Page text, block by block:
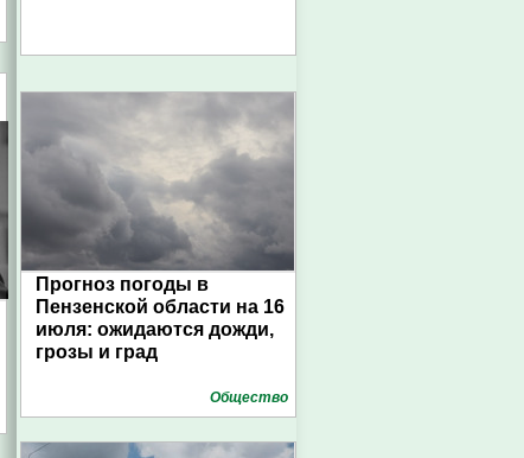
Прогноз погоды в
Пензенской области на 16
июля: ожидаются дожди,
грозы и град
Общество